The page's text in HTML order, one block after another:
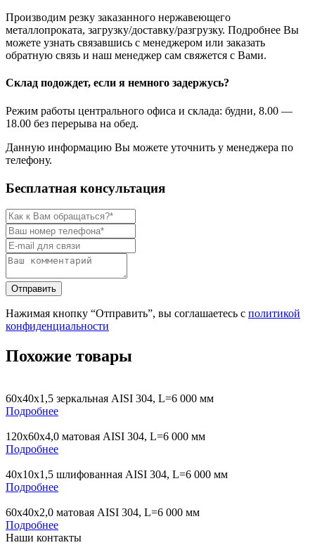
Производим резку заказанного нержавеющего
металлопроката, загрузку/доставку/разгрузку. Подробнее Вы
можете узнать связавшись с менеджером или заказать
обратную связь и наш менеджер сам свяжется с Вами.
Склад подождет, если я немного задержусь?
Режим работы центрального офиса и склада: будни, 8.00 —
18.00 без перерыва на обед.
Данную информацию Вы можете уточнить у менеджера по
телефону.
Бесплатная консультация
Нажимая кнопку “Отправить”, вы соглашаетесь с политикой
конфиденциальности
Похожие товары
60х40х1,5 зеркальная AISI 304, L=6 000 мм
Подробнее
120х60х4,0 матовая AISI 304, L=6 000 мм
Подробнее
40х10х1,5 шлифованная AISI 304, L=6 000 мм
Подробнее
60х40х2,0 матовая AISI 304, L=6 000 мм
Подробнее
Наши контакты